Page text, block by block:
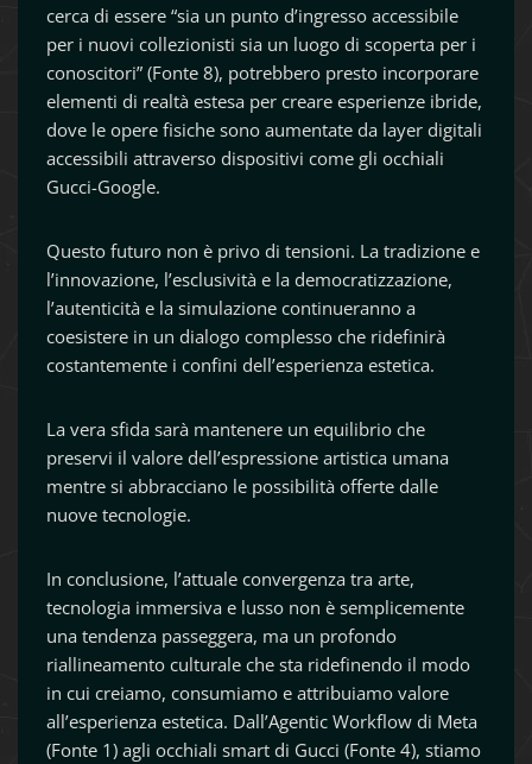
cerca di essere “sia un punto d’ingresso accessibile
per i nuovi collezionisti sia un luogo di scoperta per i
conoscitori” (Fonte 8), potrebbero presto incorporare
elementi di realtà estesa per creare esperienze ibride,
dove le opere fisiche sono aumentate da layer digitali
accessibili attraverso dispositivi come gli occhiali
Gucci-Google.
Questo futuro non è privo di tensioni. La tradizione e
l’innovazione, l’esclusività e la democratizzazione,
l’autenticità e la simulazione continueranno a
coesistere in un dialogo complesso che ridefinirà
costantemente i confini dell’esperienza estetica.
La vera sfida sarà mantenere un equilibrio che
preservi il valore dell’espressione artistica umana
mentre si abbracciano le possibilità offerte dalle
nuove tecnologie.
In conclusione, l’attuale convergenza tra arte,
tecnologia immersiva e lusso non è semplicemente
una tendenza passeggera, ma un profondo
riallineamento culturale che sta ridefinendo il modo
in cui creiamo, consumiamo e attribuiamo valore
all’esperienza estetica. Dall’Agentic Workflow di Meta
(Fonte 1) agli occhiali smart di Gucci (Fonte 4), stiamo